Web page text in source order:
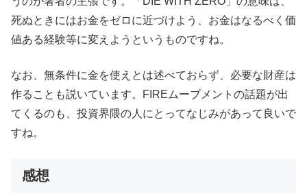
死ぬときにはお金をゼロに近づけよう、お金はなるべく価
値ある経験等に変えようというものですね。
なお、無条件に金を使えとは述べておらず、必要な財産は
作ることも説いています。FIREムーブメントの話題が出
てくるのも、投資界隈の人にとってなじみがあって良いで
すね。
感想